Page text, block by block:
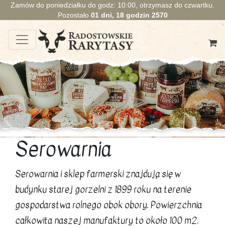
Zamów do poniedziałku do godz: 10:00, otrzymasz do czwartku.
Pozostało 01 dni, 18godzin 2569
Serowarnia
Serowarnia i sklep farmerski znajdują się w
budynku starej gorzelni z 1899 roku na terenie
gospodarstwa rolnego obok obory. Powierzchnia
całkowita naszej manufaktury to około 100 m2.